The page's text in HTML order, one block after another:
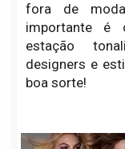
fora de
importante é
estação
designers e
boa sorte!